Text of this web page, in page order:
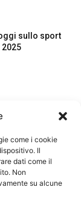
come i cookie
Il
dati come il
Non
su alcune
sullo sport